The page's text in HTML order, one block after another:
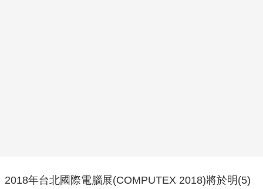
2018年台北國際電腦展(COMPUTEX 2018)將於明(5)